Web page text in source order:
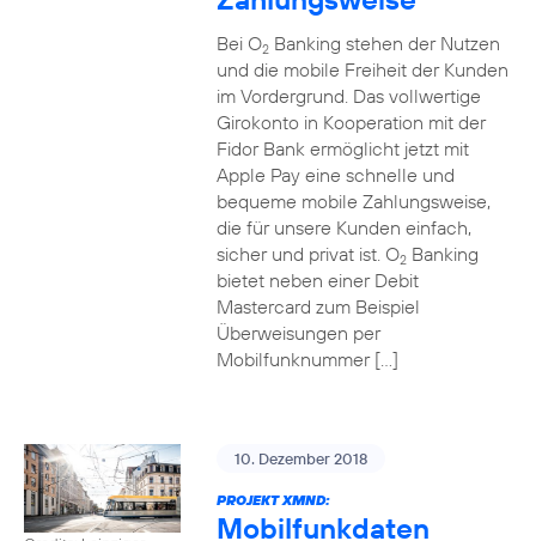
Bei O2Banking stehen der Nutzen
und die mobile Freiheit der Kunden
im Vordergrund. Das vollwertige
Girokonto in Kooperation mit der
Fidor Bank ermöglicht jetzt mit
Apple Pay eine schnelle und
bequeme mobile Zahlungsweise,
die für unsere Kunden einfach,
sicher und privat ist. O2Banking
bietet neben einer Debit
Mastercard zum Beispiel
Überweisungen per
Mobilfunknummer […]
10. Dezember 2018
PROJEKT XMND:
Mobilfunkdaten